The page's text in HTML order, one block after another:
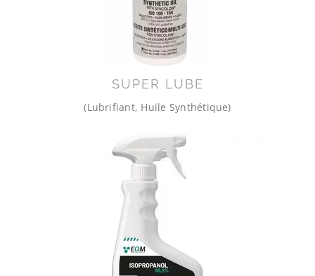
SUPER LUBE
(Lubrifiant, Huile Synthétique)